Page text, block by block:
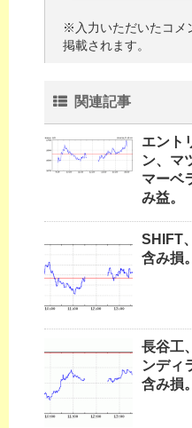
※入力いただいたコメ
掲載されます。
関連記事
エント
ン、マ
マーベ
み益。
SHIFT
含み損。
長谷工
ンディ
含み損。